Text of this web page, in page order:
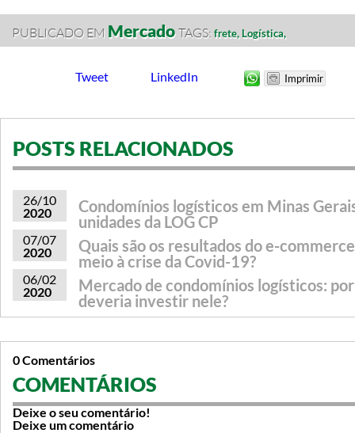
PUBLICADO EM MercadoTAGS: frete, Logística,
Tweet LinkedIn
POSTS RELACIONADOS
26/10
2020
Condomínios logísticos em Minas
unidades da LOG CP
07/07
2020
Quais são os resultados do e-
meio à crise da Covid-19?
06/02
2020
Mercado de condomínios logísticos:
deveria investir nele?
0 Comentários
COMENTÁRIOS
Deixe o seu comentário!
Deixe um comentário